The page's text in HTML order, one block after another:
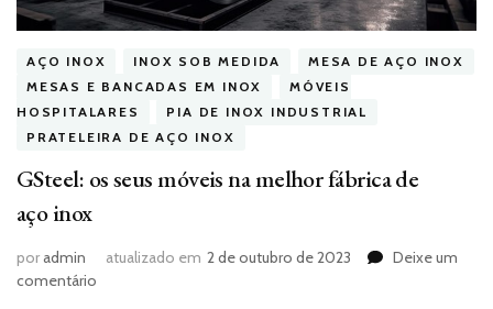
AÇO INOX INOX SOB MEDIDA
MESA DE AÇO INOX
MESAS E BANCADAS EM INOX
MÓVEIS
HOSPITALARES
PIA DE INOX INDUSTRIAL
PRATELEIRA DE AÇO INOX
GSteel: os seus móveis na melhor fábrica de
aço inox
poradmin atualizado em 2 de outubro de 2023
Deixe um
comentário